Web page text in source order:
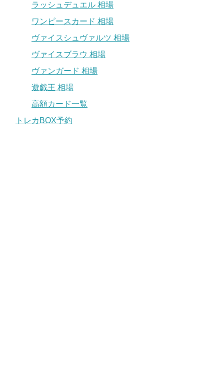
ラッシュデュエル 相場
ワンピースカード 相場
ヴァイスシュヴァルツ 相場
ヴァイスブラウ 相場
ヴァンガード 相場
遊戯王 相場
高額カード一覧
トレカBOX予約